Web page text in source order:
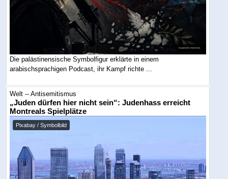
Die palästinensische Symbolfigur erklärte in einem
arabischsprachigen Podcast, ihr Kampf richte ...
Welt -- Antisemitismus
„Juden dürfen hier nicht sein“: Judenhass erreicht
Montreals Spielplätze
Pixabay / Symbolbild